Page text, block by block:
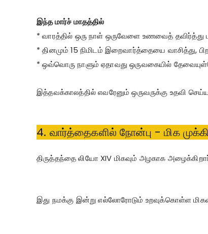
இந்த மார்ச் மாதத்தில்
* வாரத்தில் ஒரு நாள் ஒருவேளை உணவைத் தவிர்த்து
* தினமும் 15 நிமிடம் இறைவார்த்தையை வாசித்து,
* ஒவ்வொரு நாளும் ஏதாவது ஒருவகையில்
இத்தவக்காலத்தில் எவரேனும் ஒருவருக்கு உதவி
4. வார்த்தைகளில் நோன்பு - மிக
திருத்தந்தை லியோ XIV மிகவும் அழகாக
இது நமக்கு இன்று எல்லோரோடும் உறவுக்கொள்ள